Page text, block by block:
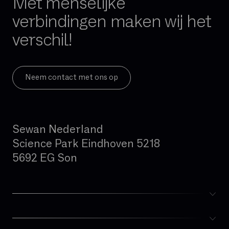
Firewall per sessie
GB
Gedeelde glasvezel
Governance
Hosted telefonie
Hybride cloud
IPv4
verbindingen maken wij het
verschil!
Neem contact met ons op
Sewan Nederland
Science Park Eindhoven 5218
5692 EG Son